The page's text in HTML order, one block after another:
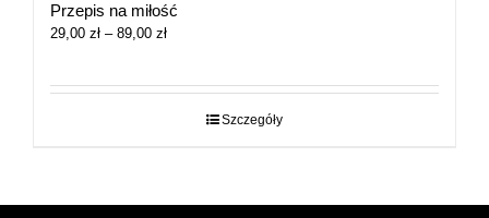
Przepis na miłość
29,00 zł – 89,00 złZakres
29,00 zł
Szczegóły